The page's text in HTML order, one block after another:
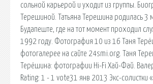
сольной карьерой и уходит из группы.
Терешиной. Татьяна Терешина родилась 3
Будапеште, где на тот момент проходил
1992 году. Фотография 10 из 16 Таня
фотогалерее на сайте 24smi.org. Таня
Терёшина: фотографии Hi-Fi Хай-Фай.
Rating: 1 - 1 vote31 янв 2013 Экс-солистки